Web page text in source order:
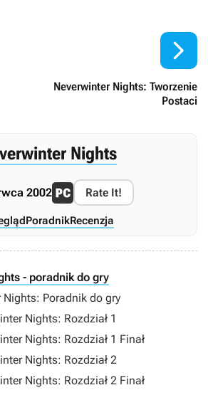
Neverwinter Nights: Tworzenie
Postaci

Nights
2002 Rate It!
PoradnikRecenzja
- poradnik do gry
Nights: Poradnik do gry
Nights: Rozdział 1
Nights: Rozdział 1 Finał
Nights: Rozdział 2
Nights: Rozdział 2 Finał